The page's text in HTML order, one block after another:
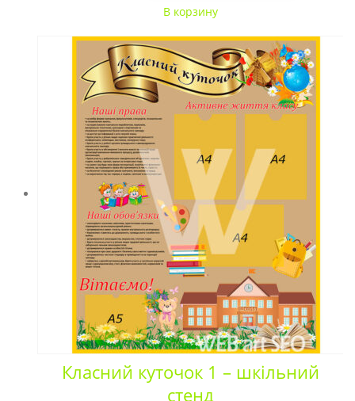
В корзину
Класний куточок 1 – шкільний
стенд